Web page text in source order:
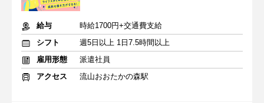
給与
時給1700円+交通費支給
シフト
週5日以上 1日7.5時間以上
雇用形態
派遣社員
アクセス
流山おおたかの森駅